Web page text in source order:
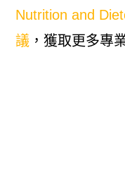
Nutrition and
議 ，獲取更多專